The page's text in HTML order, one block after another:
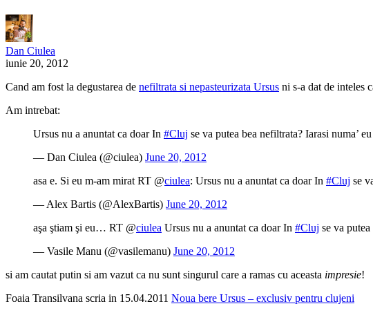
Dan Ciulea
iunie 20, 2012
Cand am fost la degustarea de nefiltrata si nepasteurizata Ursus ni s-a dat de inteles
Am intrebat:
Ursus nu a anuntat ca doar In #Cluj se va putea bea nefiltrata? Iarasi numa’
— Dan Ciulea (@ciulea) June 20, 2012
asa e. Si eu m-am mirat RT @ciulea: Ursus nu a anuntat ca doar In #Cluj se
— Alex Bartis (@AlexBartis) June 20, 2012
aşa ştiam şi eu… RT @ciulea Ursus nu a anuntat ca doar In #Cluj se va
— Vasile Manu (@vasilemanu) June 20, 2012
si am cautat putin si am vazut ca nu sunt singurul care a ramas cu aceasta impresie!
Foaia Transilvana scria in 15.04.2011 Noua bere Ursus – exclusiv pentru clujeni